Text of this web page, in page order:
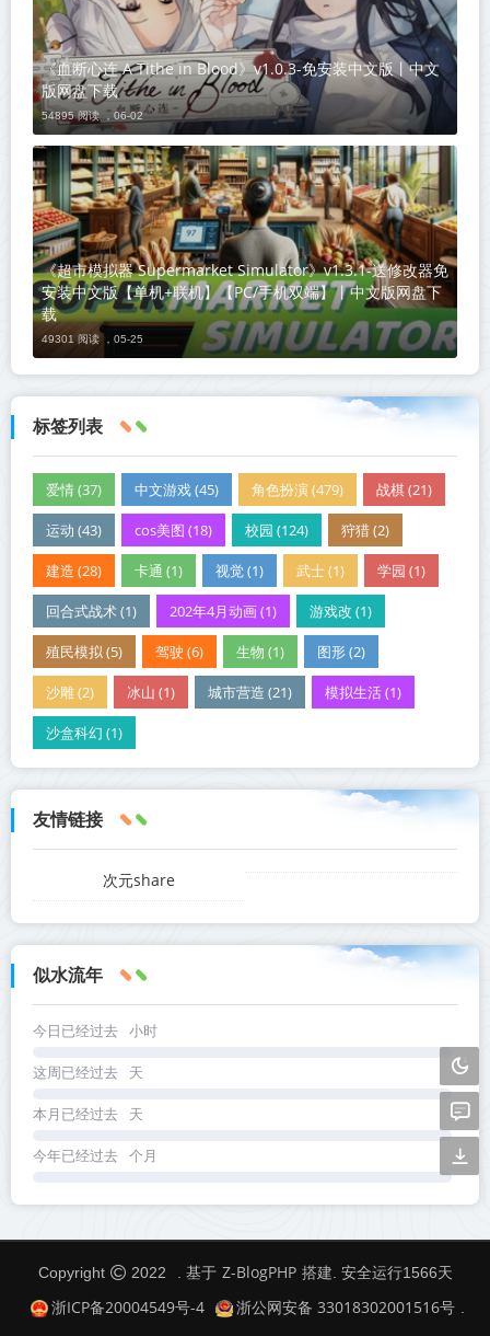
《血断心连 A Tithe in Blood》v1.0.3-免安装中文版丨中文
版网盘下载
54895 阅读 ， 06-02
《超市模拟器 Supermarket Simulator》v1.3.1-送修改器免
安装中文版【单机+联机】【PC/手机双端】丨中文版网盘下
载
49301 阅读 ， 05-25
标签列表
爱情 (37) 中文游戏 (45) 角色扮演 (479) 战棋 (21)
运动 (43) cos美图 (18) 校园 (124) 狩猎 (2)
建造 (28) 卡通 (1) 视觉 (1) 武士 (1) 学园 (1)
回合式战术 (1) 202年4月动画 (1) 游戏改 (1)
殖民模拟 (5) 驾驶 (6) 生物 (1) 图形 (2)
沙雕 (2) 冰山 (1) 城市营造 (21) 模拟生活 (1)
沙盒科幻 (1)
友情链接
次元share
似水流年
今日已经过去 小时
这周已经过去 天
本月已经过去 天
今年已经过去 个月
Copyright 2022 . 基于 Z-BlogPHP 搭建. 安全运行1566天
浙ICP备20004549号-4 浙公网安备 33018302001516号